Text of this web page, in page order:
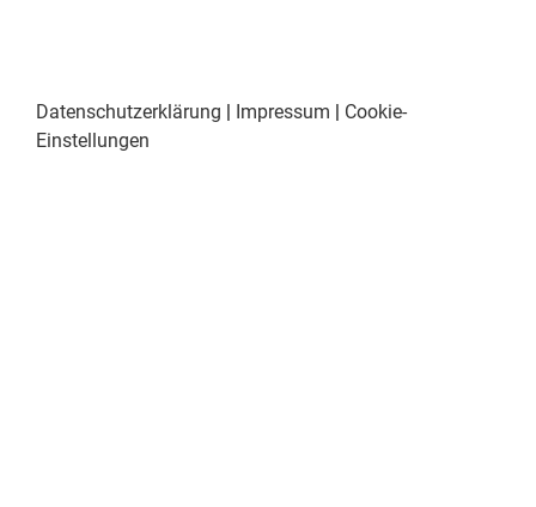
Datenschutzerklärung | Impressum | Cookie-
Einstellungen